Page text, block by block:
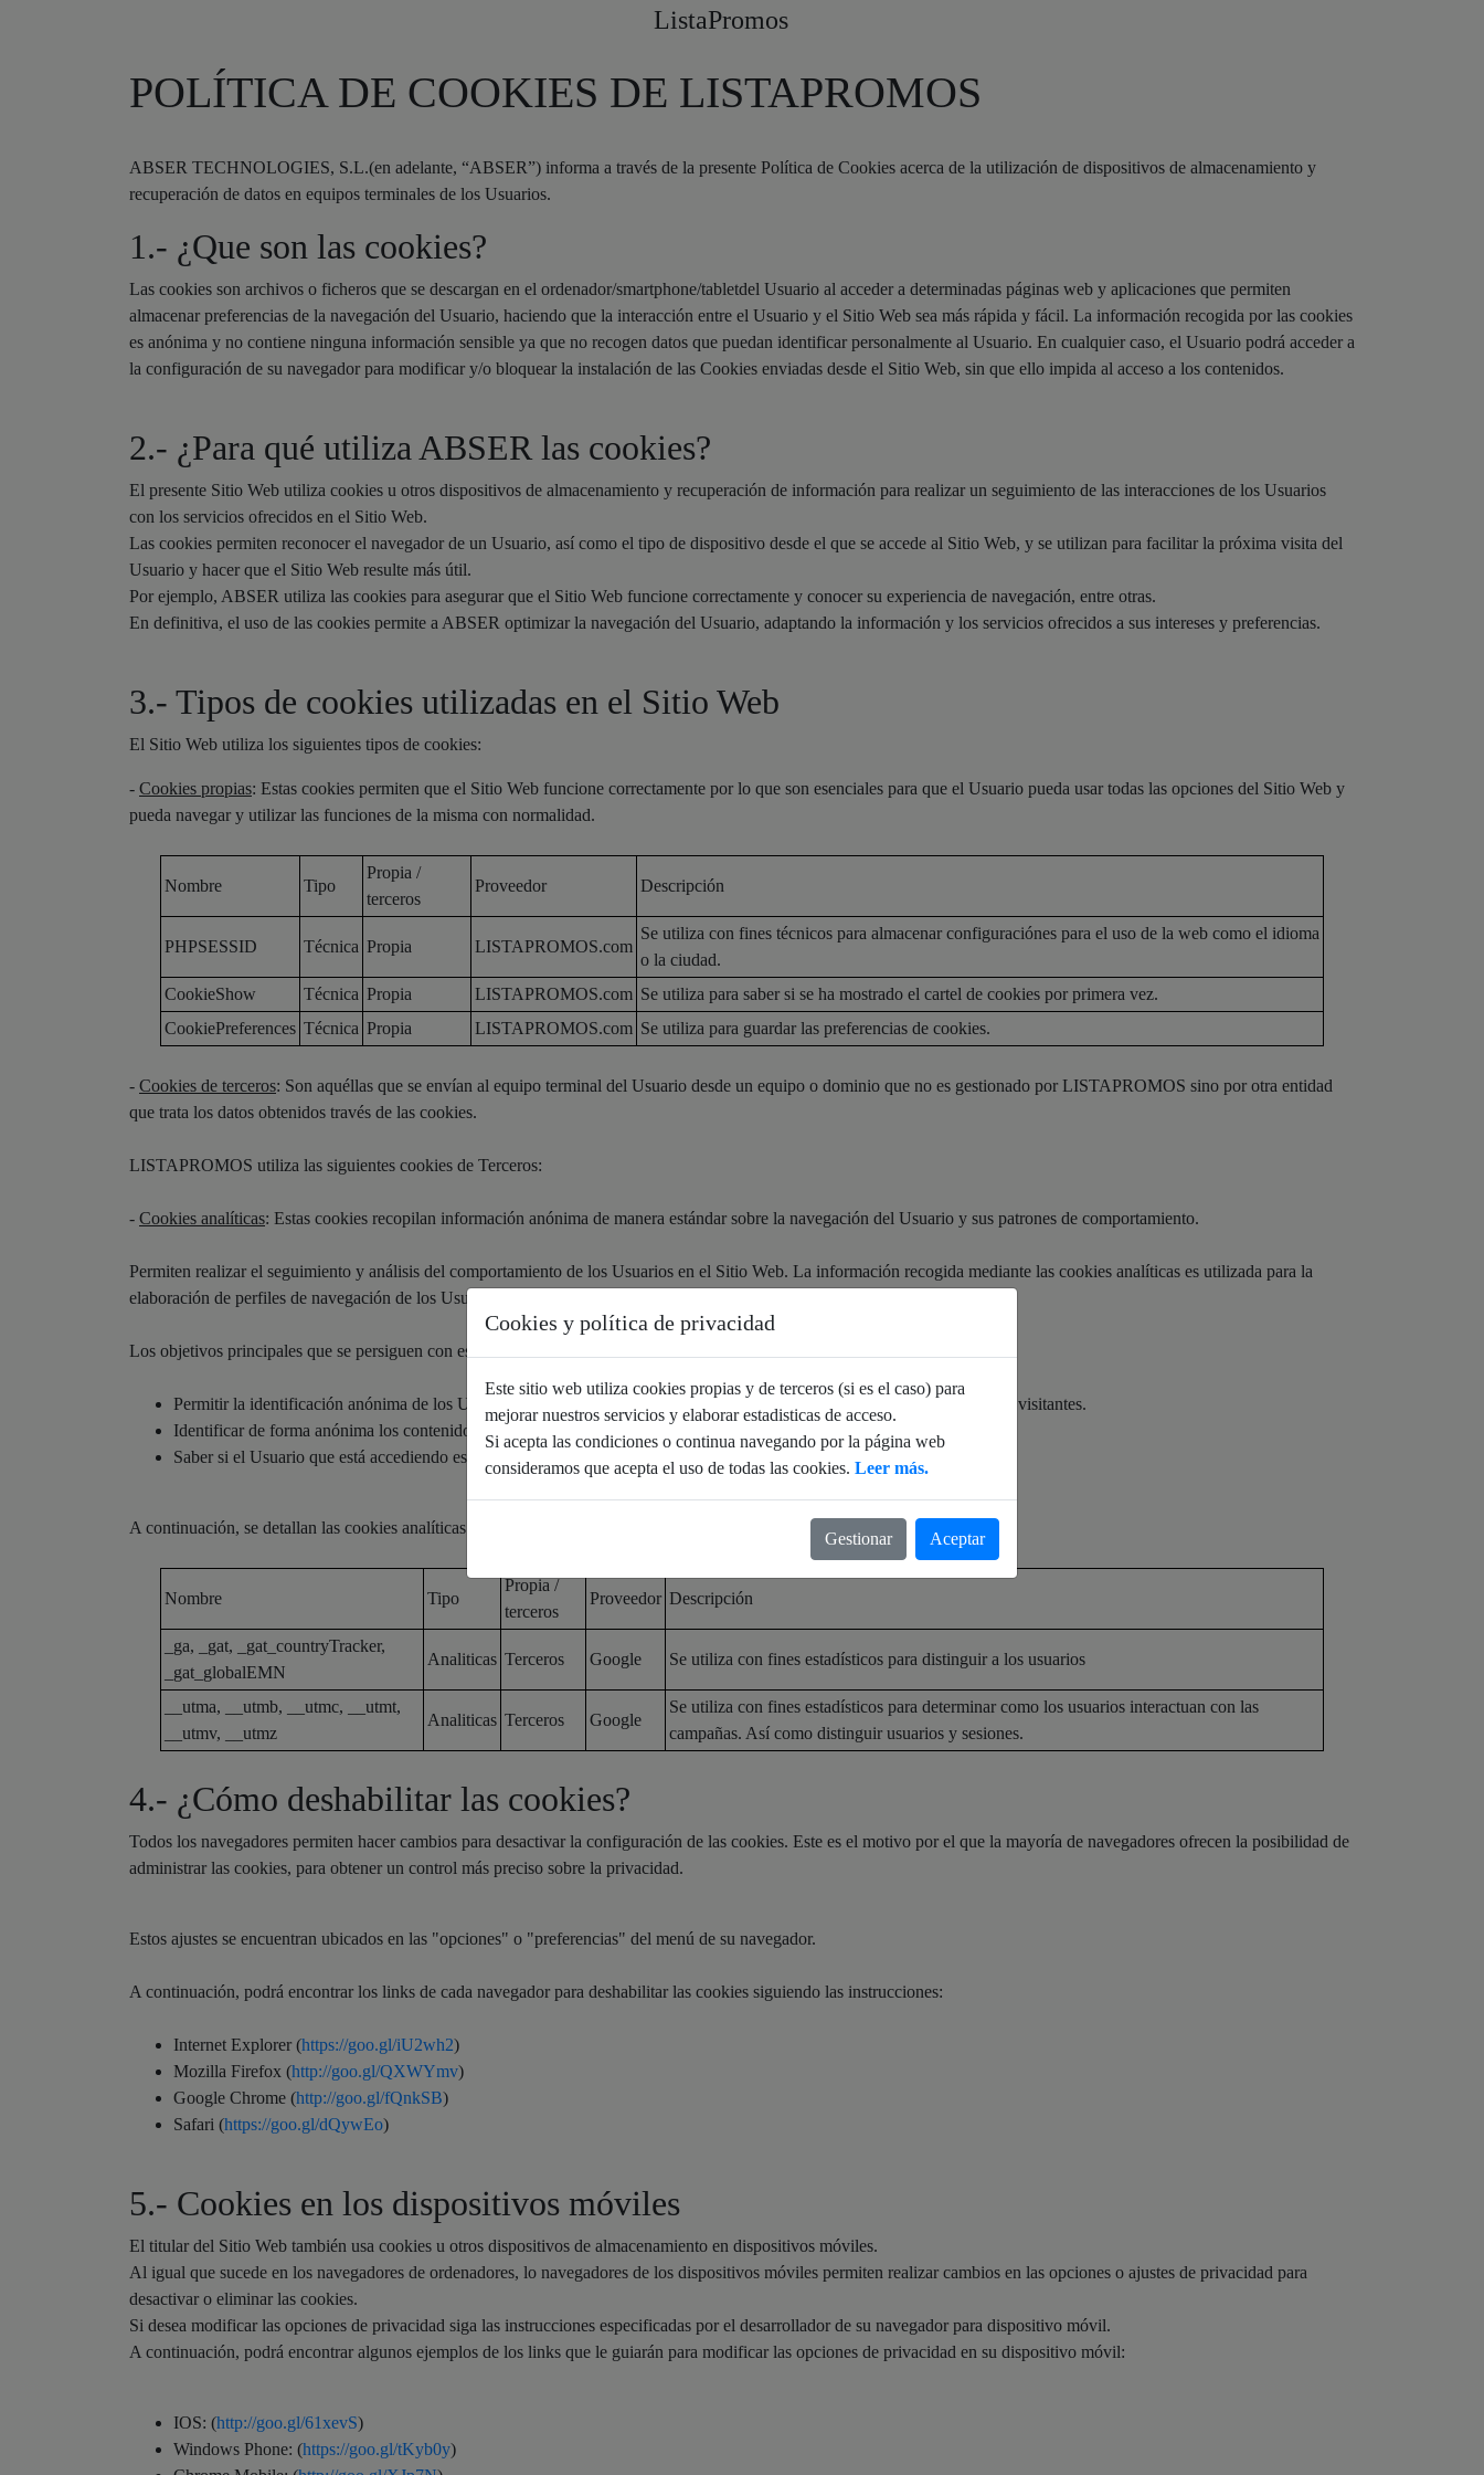
ListaPromos
POLÍTICA DE COOKIES DE LISTAPROMOS
ABSER TECHNOLOGIES, S.L.(en adelante, “ABSER”) informa a través de la presente Política de Cookies acerca de la utilización de dispositivos de almacenamiento y
recuperación de datos en equipos terminales de los Usuarios.
1.- ¿Que son las cookies?
Las cookies son archivos o ficheros que se descargan en el ordenador/smartphone/tabletdel Usuario al acceder a determinadas páginas web y aplicaciones que permiten
almacenar preferencias de la navegación del Usuario, haciendo que la interacción entre el Usuario y el Sitio Web sea más rápida y fácil. La información recogida por las cookies
es anónima y no contiene ninguna información sensible ya que no recogen datos que puedan identificar personalmente al Usuario. En cualquier caso, el Usuario podrá acceder a
la configuración de su navegador para modificar y/o bloquear la instalación de las Cookies enviadas desde el Sitio Web, sin que ello impida al acceso a los contenidos.
2.- ¿Para qué utiliza ABSER las cookies?
El presente Sitio Web utiliza cookies u otros dispositivos de almacenamiento y recuperación de información para realizar un seguimiento de las interacciones de los Usuarios
con los servicios ofrecidos en el Sitio Web.
Las cookies permiten reconocer el navegador de un Usuario, así como el tipo de dispositivo desde el que se accede al Sitio Web, y se utilizan para facilitar la próxima visita del
Usuario y hacer que el Sitio Web resulte más útil.
Por ejemplo, ABSER utiliza las cookies para asegurar que el Sitio Web funcione correctamente y conocer su experiencia de navegación, entre otras.
En definitiva, el uso de las cookies permite a ABSER optimizar la navegación del Usuario, adaptando la información y los servicios ofrecidos a sus intereses y preferencias.
3.- Tipos de cookies utilizadas en el Sitio Web
El Sitio Web utiliza los siguientes tipos de cookies:
- Cookies propias: Estas cookies permiten que el Sitio Web funcione correctamente por lo que son esenciales para que el Usuario pueda usar todas las opciones del Sitio Web y
pueda navegar y utilizar las funciones de la misma con normalidad.
Nombre Tipo
Propia /
terceros
Proveedor Descripción
PHPSESSID Técnica Propia LISTAPROMOS.com
Se utiliza con fines técnicos para almacenar configuraciónes para el uso de la web como el idioma
o la ciudad.
CookieShow
Técnica Propia LISTAPROMOS.com Se utiliza para saber si se ha mostrado el cartel de cookies por primera vez.
CookiePreferences Técnica Propia LISTAPROMOS.com Se utiliza para guardar las preferencias de cookies.
- Cookies de terceros: Son aquéllas que se envían al equipo terminal del Usuario desde un equipo o dominio que no es gestionado por LISTAPROMOS sino por otra entidad
que trata los datos obtenidos través de las cookies.
LISTAPROMOS utiliza las siguientes cookies de Terceros:
- Cookies analíticas: Estas cookies recopilan información anónima de manera estándar sobre la navegación del Usuario y sus patrones de comportamiento.
Permiten realizar el seguimiento y análisis del comportamiento de los Usuarios en el Sitio Web. La información recogida mediante las cookies analíticas es utilizada para la
elaboración de perfiles de navegación de los Usuarios de dicho Sitio Web, con el fin de introducir mejoras en nuestro servicio.
Los objetivos principales que se persiguen con este tipo de cookies son:
Permitir la identificación anónima de los Usuarios navegantes y por lo tanto la contabilización aproximada del número de visitantes.
Identificar de forma anónima los contenidos más visitados
Saber si el Usuario que está accediendo es nuevo o repite visita.
A continuación, se detallan las cookies analíticas que se utilizan en el Sitio Web:
Nombre Tipo
Propia /
terceros
Proveedor Descripción
_ga, _gat, _gat_countryTracker,
_gat_globalEMN
Analiticas Terceros Google Se utiliza con fines estadísticos para distinguir a los usuarios
__utma, __utmb, __utmc, __utmt,
__utmv, __utmz
Analiticas Terceros Google
Se utiliza con fines estadísticos para determinar como los usuarios interactuan con las
campañas. Así como distinguir usuarios y sesiones.
4.- ¿Cómo deshabilitar las cookies?
Todos los navegadores permiten hacer cambios para desactivar la configuración de las cookies. Este es el motivo por el que la mayoría de navegadores ofrecen la posibilidad de
administrar las cookies, para obtener un control más preciso sobre la privacidad.
Estos ajustes se encuentran ubicados en las "opciones" o "preferencias" del menú de su navegador.
A continuación, podrá encontrar los links de cada navegador para deshabilitar las cookies siguiendo las instrucciones:
Internet Explorer (https://goo.gl/iU2wh2)
Mozilla Firefox (http://goo.gl/QXWYmv)
Google Chrome (http://goo.gl/fQnkSB)
Safari (https://goo.gl/dQywEo)
5.- Cookies en los dispositivos móviles
El titular del Sitio Web también usa cookies u otros dispositivos de almacenamiento en dispositivos móviles.
Al igual que sucede en los navegadores de ordenadores, lo navegadores de los dispositivos móviles permiten realizar cambios en las opciones o ajustes de privacidad para
desactivar o eliminar las cookies.
Si desea modificar las opciones de privacidad siga las instrucciones especificadas por el desarrollador de su navegador para dispositivo móvil.
A continuación, podrá encontrar algunos ejemplos de los links que le guiarán para modificar las opciones de privacidad en su dispositivo móvil:
IOS: (http://goo.gl/61xevS)
Windows Phone: (https://goo.gl/tKyb0y)
Cookies y política de privacidad
Este sitio web utiliza cookies propias y de terceros (si es el caso) para
mejorar nuestros servicios y elaborar estadisticas de acceso.
Si acepta las condiciones o continua navegando por la página web
consideramos que acepta el uso de todas las cookies. Leer más.
Gestionar Aceptar